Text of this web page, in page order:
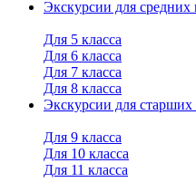
Экскурсии для средних
Для 5 класса
Для 6 класса
Для 7 класса
Для 8 класса
Экскурсии для старших
Для 9 класса
Для 10 класса
Для 11 класса